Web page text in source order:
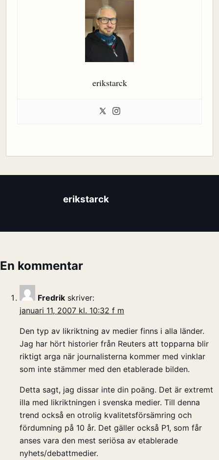
erikstarck
erikstarck
En kommentar
Fredrik skriver:
januari 11, 2007 kl. 10:32 f m
Den typ av likriktning av medier finns i alla länder.
Jag har hört historier från Reuters att topparna blir
riktigt arga när journalisterna kommer med vinklar
som inte stämmer med den etablerade bilden.
Detta sagt, jag dissar inte din poäng. Det är extremt
illa med likriktningen i svenska medier. Till denna
trend också en otrolig kvalitetsförsämring och
fördumning på 10 år. Det gäller också P1, som får
anses vara den mest seriösa av etablerade
nyhets/debattmedier.